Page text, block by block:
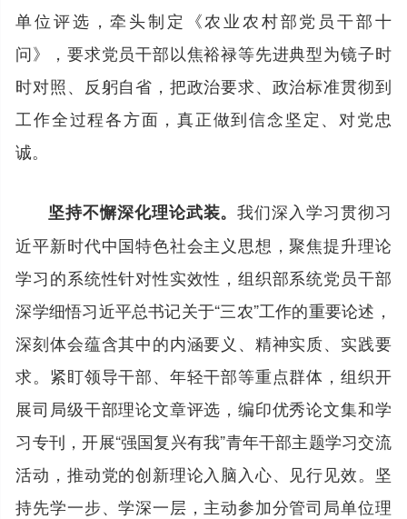
单位评选，牵头制定《农业农村部党员干部十
问》，要求党员干部以焦裕禄等先进典型为镜子时
时对照、反躬自省，把政治要求、政治标准贯彻到
工作全过程各方面，真正做到信念坚定、对党忠
诚。
坚持不懈深化理论武装。我们深入学习贯彻习
近平新时代中国特色社会主义思想，聚焦提升理论
学习的系统性针对性实效性，组织部系统党员干部
深学细悟习近平总书记关于“三农”工作的重要论述，
深刻体会蕴含其中的内涵要义、精神实质、实践要
求。紧盯领导干部、年轻干部等重点群体，组织开
展司局级干部理论文章评选，编印优秀论文集和学
习专刊，开展“强国复兴有我”青年干部主题学习交流
活动，推动党的创新理论入脑入心、见行见效。坚
持先学一步、学深一层，主动参加分管司局单位理